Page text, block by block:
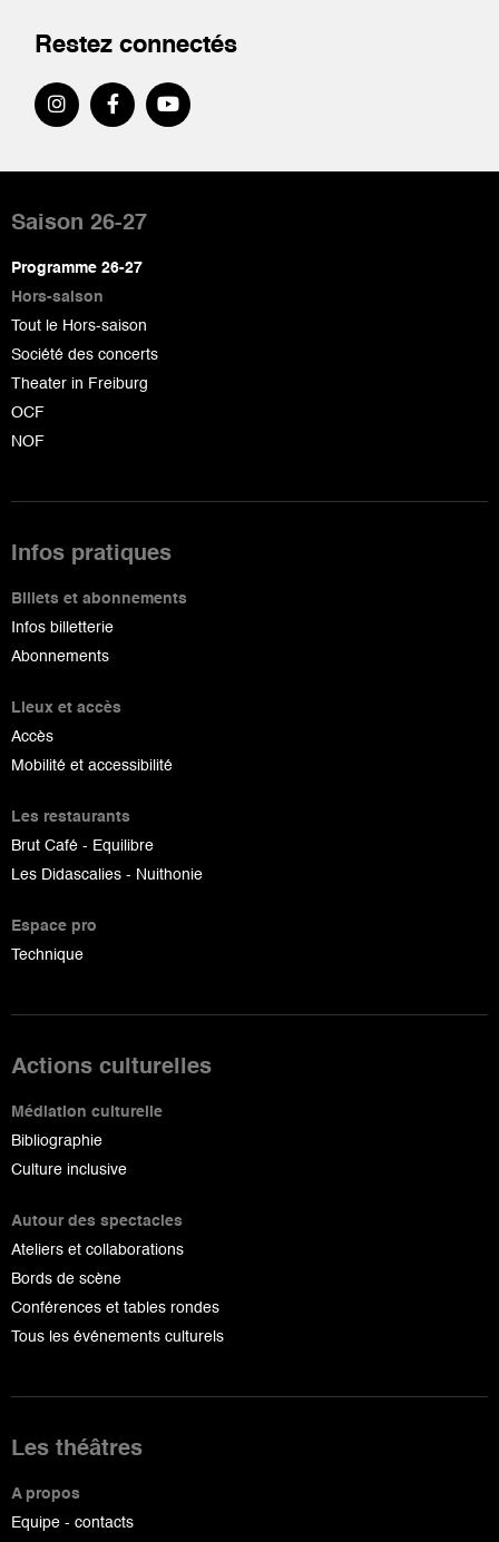
Restez connectés
de
page
Saison 26-27
Programme 26-27
Hors-saison
Tout le Hors-saison
Société des concerts
Theater in Freiburg
OCF
NOF
Infos pratiques
Billets et abonnements
Infos billetterie
Abonnements
Lieux et accès
Accès
Mobilité et accessibilité
Les restaurants
Brut Café - Equilibre
Les Didascalies - Nuithonie
Espace pro
Technique
Actions culturelles
Médiation culturelle
Bibliographie
Culture inclusive
Autour des spectacles
Ateliers et collaborations
Bords de scène
Conférences et tables rondes
Tous les événements culturels
Les théâtres
A propos
Equipe - contacts